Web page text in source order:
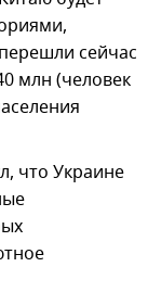
сейчас
млн (человек
что Украине